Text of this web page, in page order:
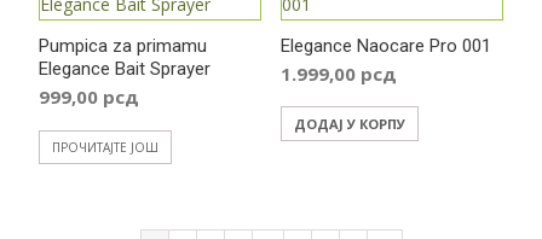
Pumpica za primamu
Elegance Bait Sprayer
999,00 рсд
ПРОЧИТАЈТЕ ЈОШ
Elegance Naocare Pro 001
1.999,00 рсд
ДОДАЈ У КОРПУ